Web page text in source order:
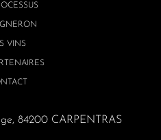
VINS
84200 CARPENTRAS